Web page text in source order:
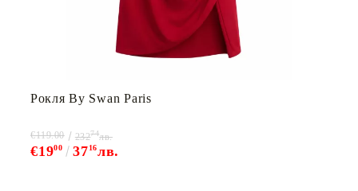
Рокля By Swan Paris
€1900 3716лв.
€119.00 23274лв.